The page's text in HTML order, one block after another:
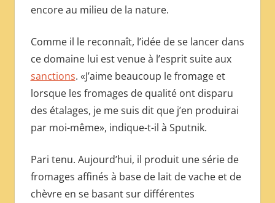
encore au milieu de la nature.
Comme il le reconnaît, l’idée de se lancer dans
ce domaine lui est venue à l’esprit suite aux
sanctions. «J’aime beaucoup le fromage et
lorsque les fromages de qualité ont disparu
des étalages, je me suis dit que j’en produirai
par moi-même», indique-t-il à Sputnik.
Pari tenu. Aujourd’hui, il produit une série de
fromages affinés à base de lait de vache et de
chèvre en se basant sur différentes